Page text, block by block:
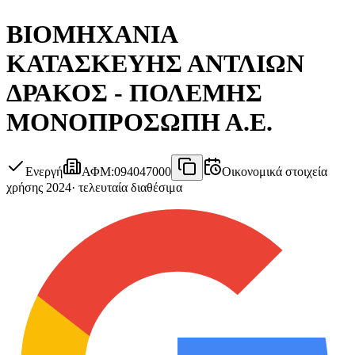
ΒΙΟΜΗΧΑΝΙΑ
ΚΑΤΑΣΚΕΥΗΣ ΑΝΤΛΙΩΝ
ΔΡΑΚΟΣ - ΠΟΛΕΜΗΣ
ΜΟΝΟΠΡΟΣΩΠΗ Α.Ε.
Ενεργή ΑΦΜ:094047000
Οικονομικά στοιχεία
χρήσης 2024· τελευταία διαθέσιμα